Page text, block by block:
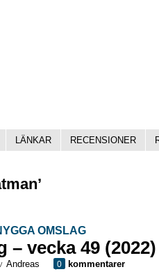
LÄNKAR RECENSIONER
OMSLAG
– vecka 49 (2022)
Andreas 0 kommentarer